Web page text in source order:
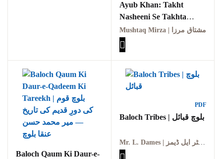
Ayub Khan: Takht
Nasheeni Se Takhta
Ultne Tak | ایوب خان:
تخت نشینی سے تختہ الٹنے
تک
Mushtaq Mirza | مشتاق مرزا
Baloch Qaum Ki Daur-e-
PDF
Baloch Tribes | بلوچ قبائل
Mr. L. Dames | مسٹر ایل ڈیمز
پوٹھواری شاعر
پوٹھوہاری ادب اور
ثقافت
پوٹھوہاری بیھٹک
پوٹھوہاری زبان میں
پوٹھوہاری شاعری
پوٹھوہاری شعر